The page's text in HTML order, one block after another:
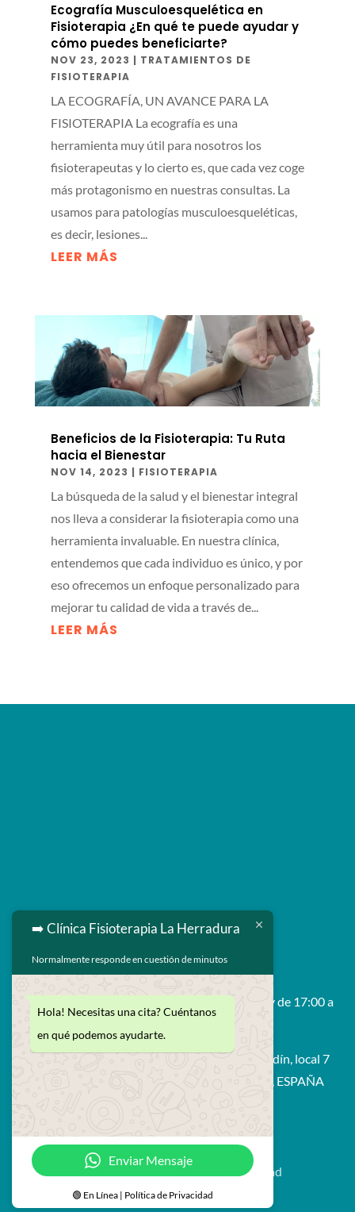
Ecografía Musculoesquelética en
Fisioterapia ¿En qué te puede ayudar y
cómo puedes beneficiarte?
NOV 23, 2023 | TRATAMIENTOS DE
FISIOTERAPIA
LA ECOGRAFÍA, UN AVANCE PARA LA
FISIOTERAPIA La ecografía es una
herramienta muy útil para nosotros los
fisioterapeutas y lo cierto es, que cada vez coge
más protagonismo en nuestras consultas. La
usamos para patologías musculoesqueléticas,
es decir, lesiones...
LEER MÁS
Beneficios de la Fisioterapia: Tu Ruta
hacia el Bienestar
NOV 14, 2023 | FISIOTERAPIA
La búsqueda de la salud y el bienestar integral
nos lleva a considerar la fisioterapia como una
herramienta invaluable. En nuestra clínica,
entendemos que cada individuo es único, y por
eso ofrecemos un enfoque personalizado para
mejorar tu calidad de vida a través de...
LEER MÁS
 629 593 264
 enrique@fisiolaherradura.com
Horario: De Lunes a Viernes 9:00 a 14:00 y de 17:00 a
Avda. Francisco Prieto Moreno, edif. Bahía Jardín, local 7
18697 - La Herradura (Amuñecar - Granada), ESPAÑA
© Fisioterapia La Herradura
Aviso legal
Política de privacidad
Política de cookies
➡️ Clínica Fisioterapia La Herradura
Normalmente responde en cuestión de minutos
Hola! Necesitas una cita? Cuéntanos
en qué podemos ayudarte.
Enviar Mensaje
🟢 En Línea | Política de Privacidad